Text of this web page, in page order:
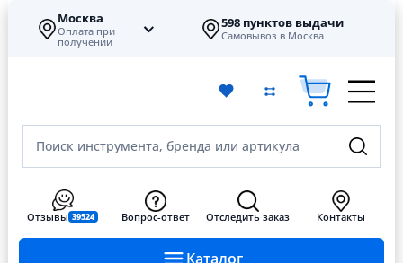
Москва
Оплата при
получении
598 пунктов выдачи
Самовывоз в Москва
Поиск инструмента, бренда или артикула
Каталог
Отзывы 39524 Вопрос-ответ Отследить заказ Контакты